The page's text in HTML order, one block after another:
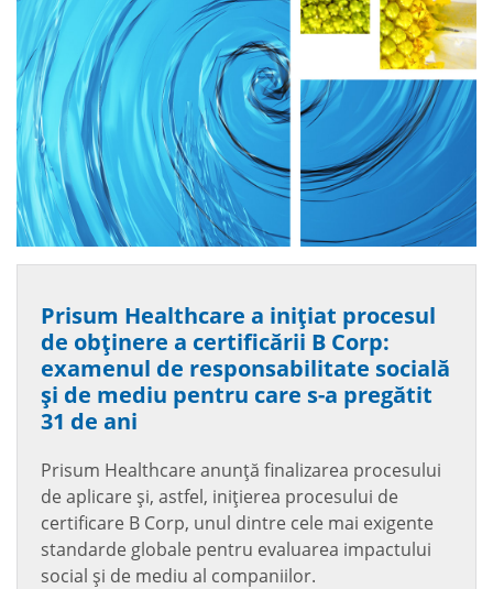
Prisum Healthcare a inițiat procesul
de obținere a certificării B Corp:
examenul de responsabilitate socială
și de mediu pentru care s-a pregătit
31 de ani
Prisum Healthcare anunță finalizarea procesului
de aplicare și, astfel, inițierea procesului de
certificare B Corp, unul dintre cele mai exigente
standarde globale pentru evaluarea impactului
social și de mediu al companiilor.